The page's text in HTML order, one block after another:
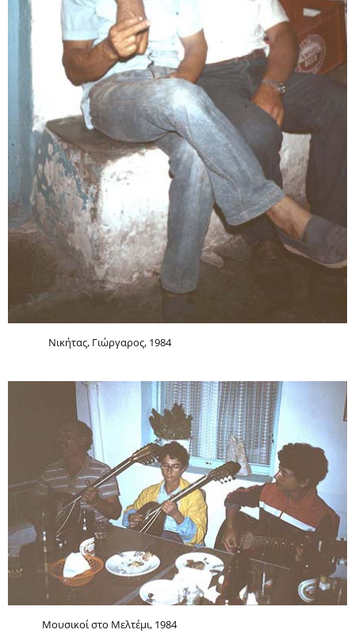
Νικήτας, Γιώργαρος, 1984
Μουσικοί στο Μελτέμι, 1984